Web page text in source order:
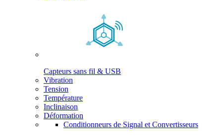
Capteurs sans fil & USB
Vibration
Tension
Température
Inclinaison
Déformation
Conditionneurs de Signal et Convertisseurs